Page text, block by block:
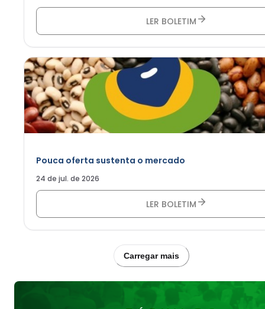
LER BOLETIM
Pouca oferta sustenta o mercado
24 de jul. de 2026
LER BOLETIM
Carregar mais